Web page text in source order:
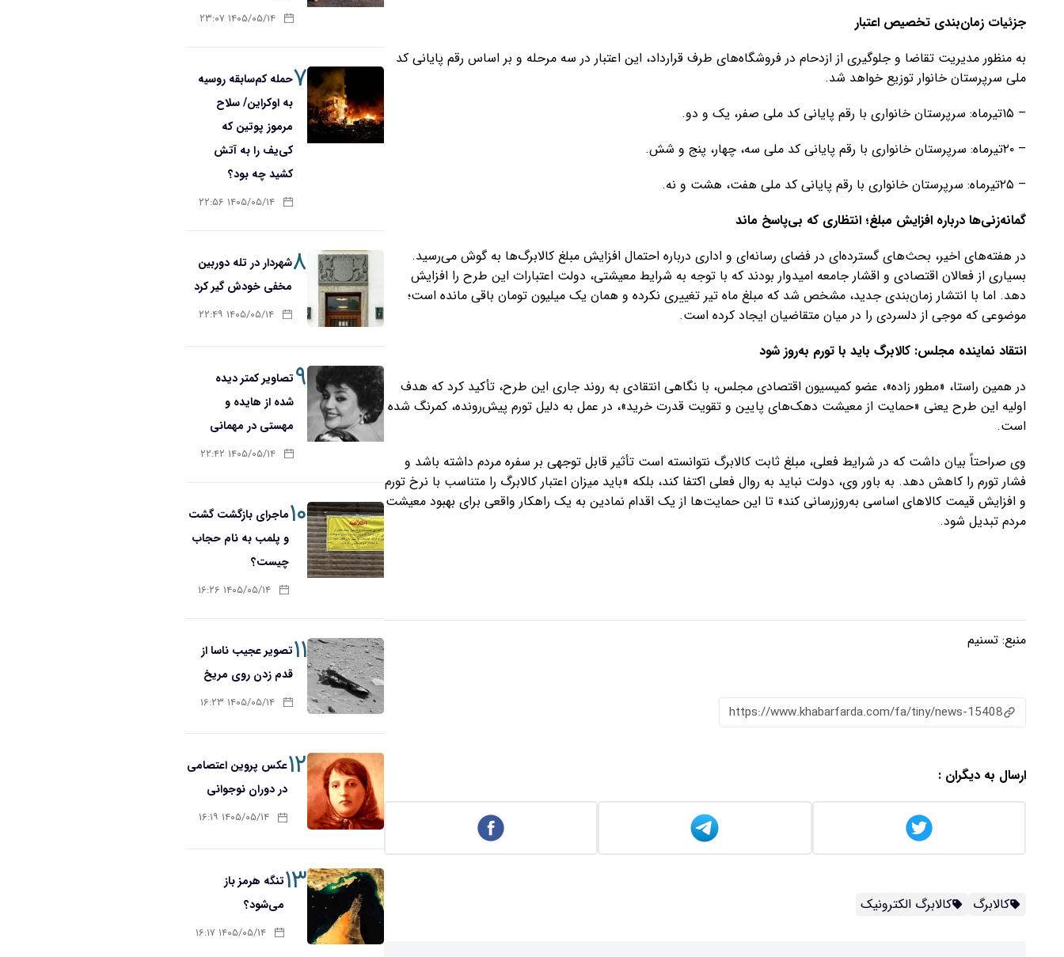
جزئیات زمان‌بندی تخصیص اعتبار
به منظور مدیریت تقاضا و جلوگیری از ازدحام در فروشگاه‌های طرف قرارداد، این اعتبار در سه مرحله و بر اساس رقم پایانی کد
ملی سرپرستان خانوار توزیع خواهد شد.
– ۱۵تیرماه: سرپرستان خانواری با رقم پایانی کد ملی صفر، یک و دو.
– ۲۰تیرماه: سرپرستان خانواری با رقم پایانی کد ملی سه، چهار، پنج و شش.
– ۲۵تیرماه: سرپرستان خانواری با رقم پایانی کد ملی هفت، هشت و نه.
گمانه‌زنی‌ها درباره افزایش مبلغ؛ انتظاری که بی‌پاسخ ماند
در هفته‌های اخیر، بحث‌های گسترده‌ای در فضای رسانه‌ای و اداری درباره احتمال افزایش مبلغ کالابرگ‌ها به گوش می‌رسید.
بسیاری از فعالان اقتصادی و اقشار جامعه امیدوار بودند که با توجه به شرایط معیشتی، دولت اعتبارات این طرح را افزایش
دهد. اما با انتشار زمان‌بندی جدید، مشخص شد که مبلغ ماه تیر تغییری نکرده و همان یک میلیون تومان باقی مانده است؛
موضوعی که موجی از دلسردی را در میان متقاضیان ایجاد کرده است.
انتقاد نماینده مجلس: کالابرگ باید با تورم به‌روز شود
در همین راستا، «مطور زاده»، عضو کمیسیون اقتصادی مجلس، با نگاهی انتقادی به روند جاری این طرح، تأکید کرد که هدف
اولیه این طرح یعنی «حمایت از معیشت دهک‌های پایین و تقویت قدرت خرید»، در عمل به دلیل تورم پیش‌رونده، کمرنگ شده
است.
وی صراحتاً بیان داشت که در شرایط فعلی، مبلغ ثابت کالابرگ نتوانسته است تأثیر قابل توجهی بر سفره مردم داشته باشد و
فشار تورم را کاهش دهد. به باور وی، دولت نباید به روال فعلی اکتفا کند، بلکه «باید میزان اعتبار کالابرگ را متناسب با نرخ تورم
و افزایش قیمت کالاهای اساسی به‌روزرسانی کند» تا این حمایت‌ها از یک اقدام نمادین به یک راهکار واقعی برای بهبود معیشت
مردم تبدیل شود.
منبع: تسنیم
https://www.khabarfarda.com/fa/tiny/news-15408
ارسال به دیگران :
کالابرگ کالابرگ الکترونیک
۱۴۰۵/۰۵/۱۴ ۲۳:۰۷
۷حمله کم‌سابقه روسیه
به اوکراین/ سلاح
مرموز پوتین که
کی‌یف را به آتش
کشید چه بود؟
۱۴۰۵/۰۵/۱۴ ۲۲:۵۶
۸شهردار در تله دوربین
مخفی خودش گیر کرد
۱۴۰۵/۰۵/۱۴ ۲۲:۴۹
۹تصاویر کمتر دیده
شده از هایده و
مهستی در مهمانی
۱۴۰۵/۰۵/۱۴ ۲۲:۴۲
۱۰ماجرای بازگشت گشت
و پلمب به نام حجاب
چیست؟
۱۴۰۵/۰۵/۱۴ ۱۶:۲۶
۱۱تصویر عجیب ناسا از
قدم زدن روی مریخ
۱۴۰۵/۰۵/۱۴ ۱۶:۲۳
۱۲عکس پروین اعتصامی
در دوران نوجوانی
۱۴۰۵/۰۵/۱۴ ۱۶:۱۹
۱۳تنگه هرمز باز
می‌شود؟
۱۴۰۵/۰۵/۱۴ ۱۶:۱۷